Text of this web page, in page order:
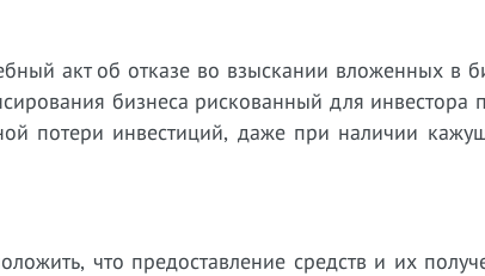
акт об отказе во взыскании вложенных в
бизнеса рискованный для инвестора
потери инвестиций, даже при наличии
что предоставление средств и их